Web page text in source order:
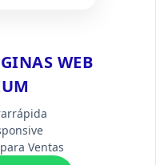
WEB
Ventas